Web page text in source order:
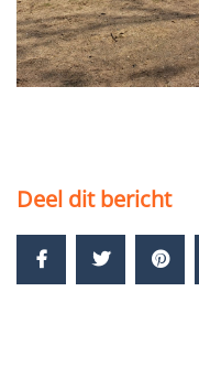
Deel dit bericht